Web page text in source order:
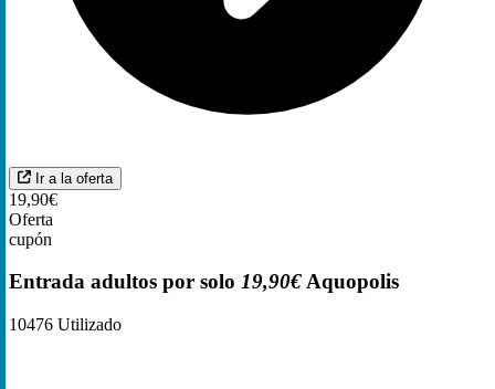
Ir a la oferta
19,90€
Oferta
cupón
Entrada adultos por solo 19,90€Aquopolis
10476 Utilizado